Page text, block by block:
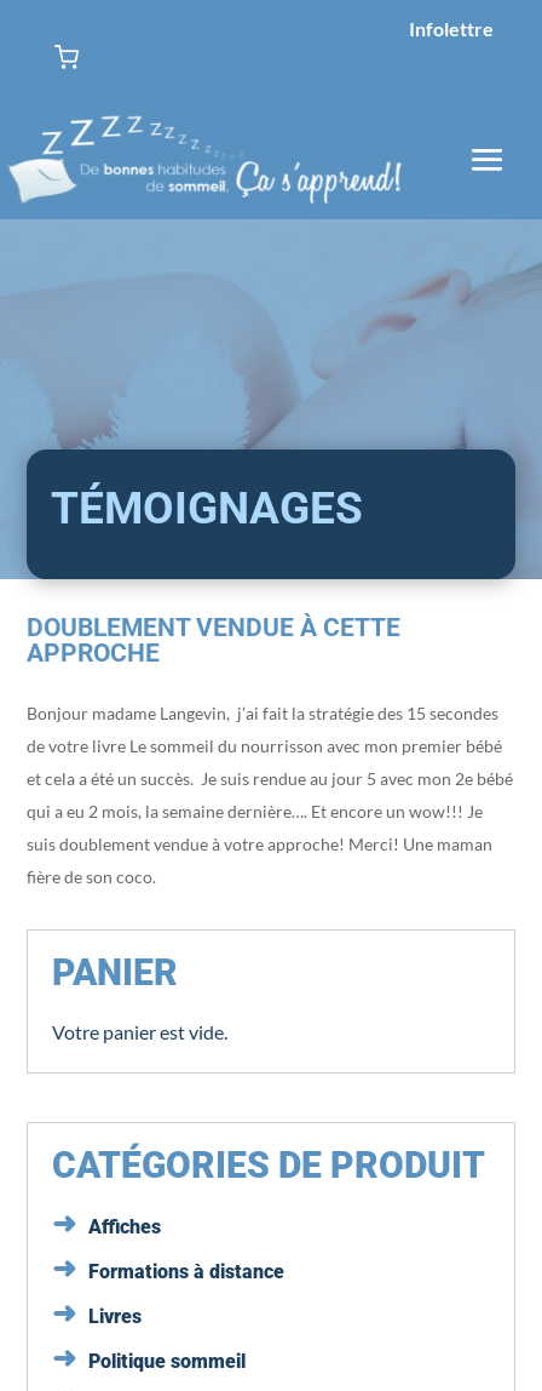
Infolettre
TÉMOIGNAGES
DOUBLEMENT VENDUE À CETTE
APPROCHE
Bonjour madame Langevin, j’ai fait la stratégie des 15 secondes
de votre livre Le sommeil du nourrisson avec mon premier bébé
et cela a été un succès. Je suis rendue au jour 5 avec mon 2e bébé
qui a eu 2 mois, la semaine dernière…. Et encore un wow!!! Je
suis doublement vendue à votre approche! Merci! Une maman
fière de son coco.
PANIER
Votre panier est vide.
CATÉGORIES DE PRODUIT
Affiches
Formations à distance
Livres
Politique sommeil